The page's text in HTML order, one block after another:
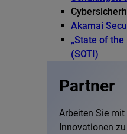
Akamai
„State of
(SOTI)
Partner
Arbeiten Sie
Innovationen